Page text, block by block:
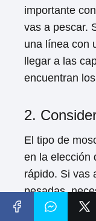
importante
vas a pescar.
una línea con
llegar a las
encuentran
2.
El tipo de
en la elección
rápido. Si vas
pesadas,
mayor